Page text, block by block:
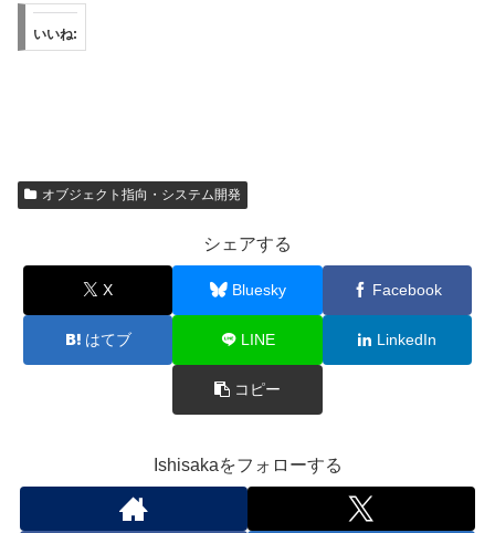
いいね:
オブジェクト指向・システム開発
シェアする
X Bluesky Facebook
はてブ LINE LinkedIn
コピー
Ishisakaをフォローする